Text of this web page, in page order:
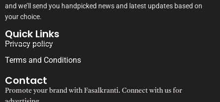
and we’ll send you handpicked news and latest updates based on
your choice.
Quick Links
Privacy policy
Terms and Conditions
Contact
Promote your brand with Fasalkranti. Connect with us for